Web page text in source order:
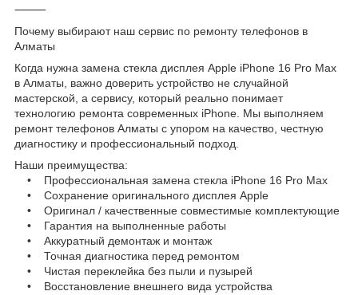
⸻
Почему выбирают наш сервис по ремонту телефонов в
Алматы
Когда нужна замена стекла дисплея Apple iPhone 16 Pro Max
в Алматы, важно доверить устройство не случайной
мастерской, а сервису, который реально понимает
технологию ремонта современных iPhone. Мы выполняем
ремонт телефонов Алматы с упором на качество, честную
диагностику и профессиональный подход.
Наши преимущества:
• Профессиональная замена стекла iPhone 16 Pro Max
• Сохранение оригинального дисплея Apple
• Оригинал / качественные совместимые комплектующие
• Гарантия на выполненные работы
• Аккуратный демонтаж и монтаж
• Точная диагностика перед ремонтом
• Чистая переклейка без пыли и пузырей
• Восстановление внешнего вида устройства